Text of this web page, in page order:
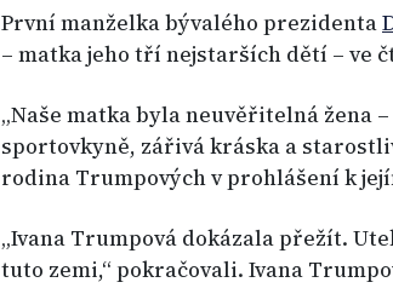
První manželka bývalého prezidenta
– matka jeho tří nejstarších dětí – ve
„Naše matka byla neuvěřitelná žena
sportovkyně, zářivá kráska a
rodina Trumpových v prohlášení k
„Ivana Trumpová dokázala přežít.
tuto zemi,“ pokračovali. Ivana